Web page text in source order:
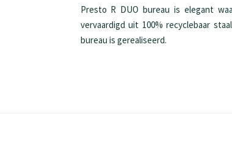
Presto R DUO bureau is elegant
vervaardigd uit 100% recyclebaar
bureau is gerealiseerd.